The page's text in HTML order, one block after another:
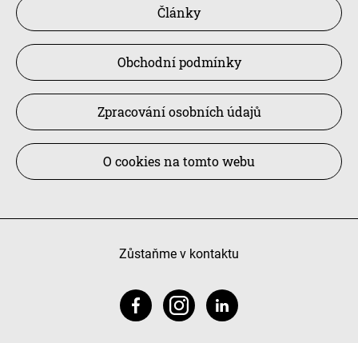
Články
Obchodní podmínky
Zpracování osobních údajů
O cookies na tomto webu
Zůstaňme v kontaktu